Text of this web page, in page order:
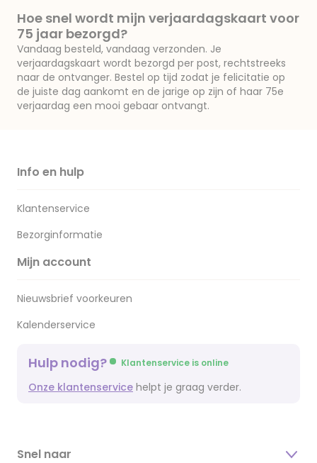
Hoe snel wordt mijn verjaardagskaart voor
75 jaar bezorgd?
Vandaag besteld, vandaag verzonden. Je
verjaardagskaart wordt bezorgd per post, rechtstreeks
naar de ontvanger. Bestel op tijd zodat je felicitatie op
de juiste dag aankomt en de jarige op zijn of haar 75e
verjaardag een mooi gebaar ontvangt.
Info en hulp
Klantenservice
Bezorginformatie
Mijn account
Nieuwsbrief voorkeuren
Kalenderservice
Hulp nodig? Klantenservice is online
Onze klantenservice helpt je graag verder.
Snel naar